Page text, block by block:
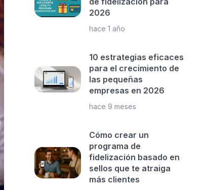
2026
hace 1 año
10 estrategias eficaces
para el crecimiento de
las pequeñas
empresas en 2026
hace 9 meses
Cómo crear un
programa de
fidelización basado en
sellos que te atraiga
más clientes